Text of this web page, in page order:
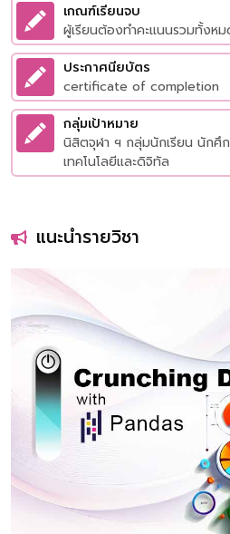
เกณฑ์เรียนจบ
ผู้เรียนต้องทำคะแนนรวมทั้งห
ประกาศนียบัตร
certificate of completion
กลุ่มเป้าหมาย
นิสิตจุฬา ฯ กลุ่มนักเรียน นักศึก
เทคโนโลยีและดิจิทัล
แนะนำรายวิชา